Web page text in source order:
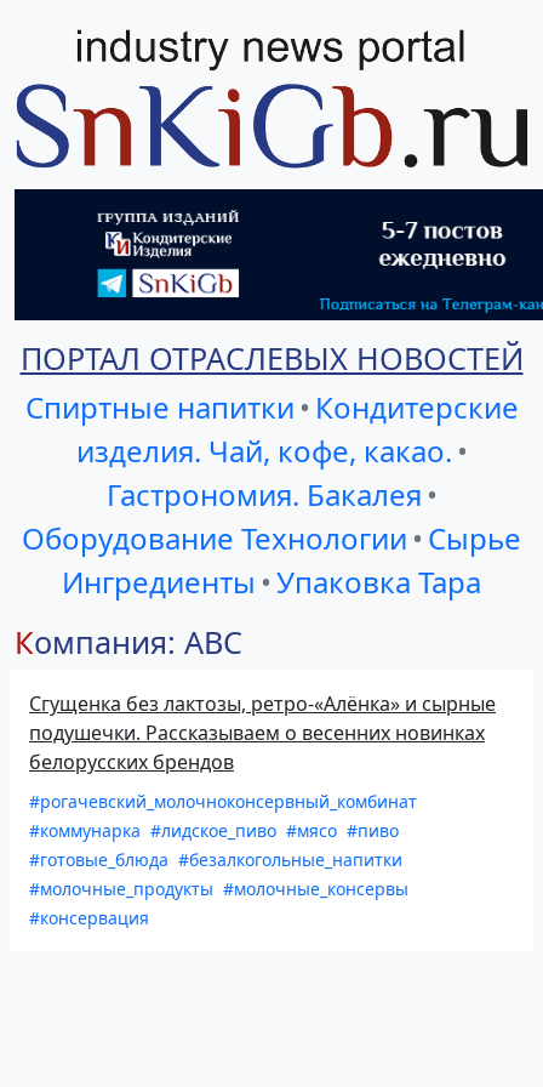
ПОРТАЛ ОТРАСЛЕВЫХ НОВОСТЕЙ
Спиртные напитки • Кондитерские
изделия. Чай, кофе, какао. •
Гастрономия. Бакалея •
Оборудование Технологии • Сырье
Ингредиенты •Упаковка Тара
Компания: ABC
Сгущенка без лактозы, ретро-«Алёнка» и сырные
подушечки. Рассказываем о весенних новинках
белорусских брендов
#рогачевский_молочноконсервный_комбинат
#коммунарка #лидское_пиво #мясо #пиво
#готовые_блюда #безалкогольные_напитки
#молочные_продукты #молочные_консервы
#консервация